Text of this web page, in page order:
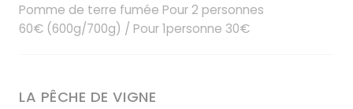
Pomme de terre fumée Pour 2 personnes
60€ (600g/700g) / Pour 1personne 30€
LA PÊCHE DE VIGNE